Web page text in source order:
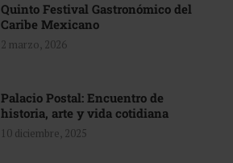
Quinto Festival Gastronómico del
Caribe Mexicano
2 marzo, 2026
Palacio Postal: Encuentro de
historia, arte y vida cotidiana
10 diciembre, 2025